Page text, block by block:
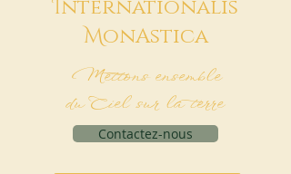
Internationalis
MonAstica
Mettons ensemble
du Ciel sur la terre
Contactez-nous